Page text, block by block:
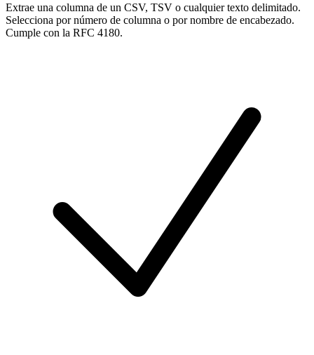
Extrae una columna de un CSV, TSV o cualquier texto delimitado.
Selecciona por número de columna o por nombre de encabezado.
Cumple con la RFC 4180.